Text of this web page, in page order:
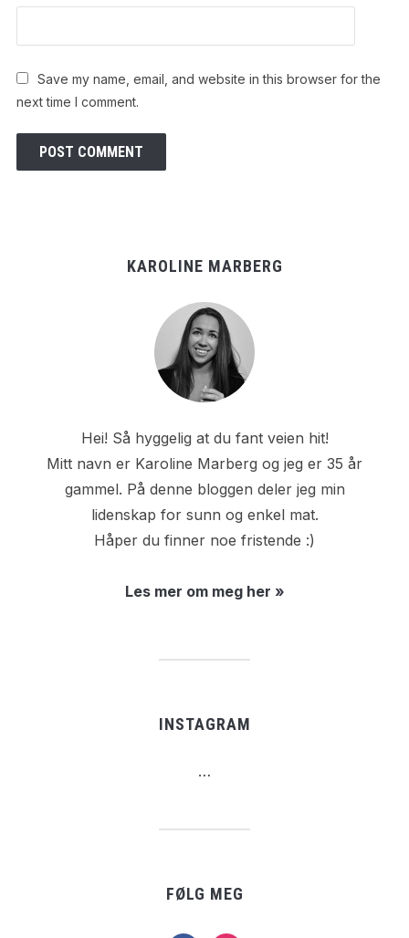
Save my name, email, and website in this browser for the
next time I comment.
KAROLINE MARBERG
Hei! Så hyggelig at du fant veien hit!
Mitt navn er Karoline Marberg og jeg er 35 år
gammel. På denne bloggen deler jeg min
lidenskap for sunn og enkel mat.
Håper du finner noe fristende :)
Les mer om meg her »
INSTAGRAM
…
FØLG MEG